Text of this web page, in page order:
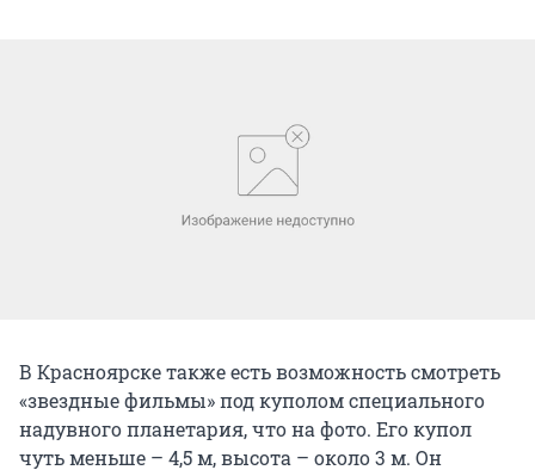
В Красноярске также есть возможность смотреть
«звездные фильмы» под куполом специального
надувного планетария, что на фото. Его купол
чуть меньше – 4,5 м, высота – около 3 м. Он